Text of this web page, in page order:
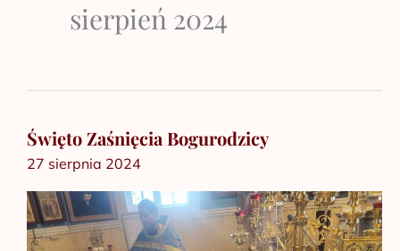
sierpień 2024
Święto Zaśnięcia Bogurodzicy
27 sierpnia 2024
Święto
Zaśnięcia
Bogurodzicy